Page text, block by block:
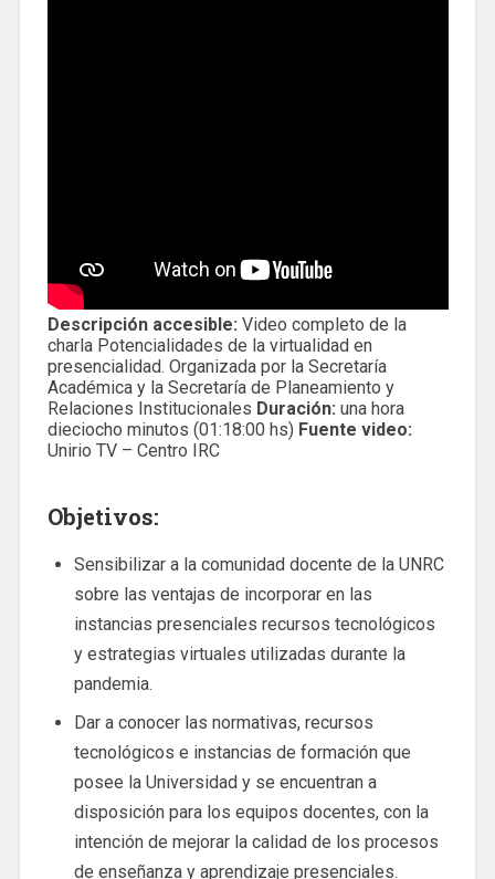
Descripción accesible: Video completo de la
charla Potencialidades de la virtualidad en
presencialidad. Organizada por la Secretaría
Académica y la Secretaría de Planeamiento y
Relaciones Institucionales Duración: una hora
dieciocho minutos (01:18:00 hs) Fuente video:
Unirio TV – Centro IRC
Objetivos:
Sensibilizar a la comunidad docente de la UNRC
sobre las ventajas de incorporar en las
instancias presenciales recursos tecnológicos
y estrategias virtuales utilizadas durante la
pandemia.
Dar a conocer las normativas, recursos
tecnológicos e instancias de formación que
posee la Universidad y se encuentran a
disposición para los equipos docentes, con la
intención de mejorar la calidad de los procesos
de enseñanza y aprendizaje presenciales.